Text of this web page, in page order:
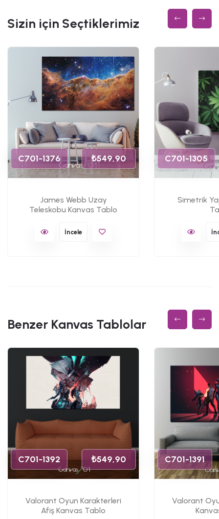
Sizin için Seçtiklerimiz
C701-1376 ₺549,90
James Webb Uzay
Teleskobu Kanvas Tablo
İncele
C701-1305
Simetrik
Benzer Kanvas Tablolar
C701-1392 ₺549,90
Valorant Oyun Karakterleri
Afiş Kanvas Tablo
C701-1391
Valorant